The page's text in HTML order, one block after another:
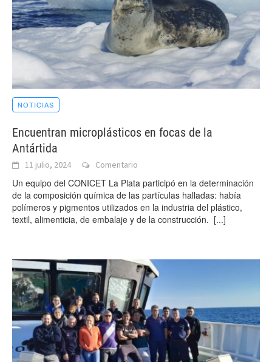
NOTICIAS
Encuentran microplásticos en focas de la
Antártida
11 julio, 2024 Comentario
Un equipo del CONICET La Plata participó en la determinación
de la composición química de las partículas halladas: había
polímeros y pigmentos utilizados en la industria del plástico,
textil, alimenticia, de embalaje y de la construcción. [...]